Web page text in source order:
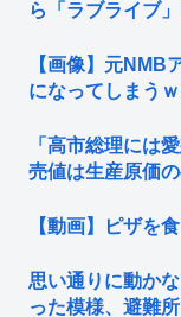
ら「ラブライブ
【画像】元
になってしまう
「高市総理には
売値は生産原価
【動画】ピザを
思い通りに動か
った模様、避難